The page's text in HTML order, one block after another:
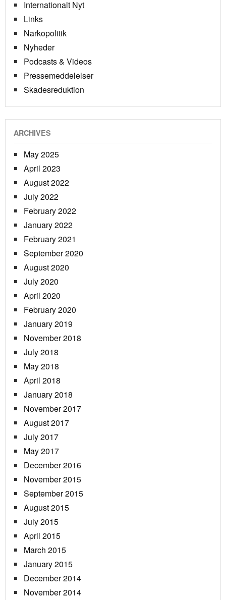
Internationalt Nyt
Links
Narkopolitik
Nyheder
Podcasts & Videos
Pressemeddelelser
Skadesreduktion
ARCHIVES
May 2025
April 2023
August 2022
July 2022
February 2022
January 2022
February 2021
September 2020
August 2020
July 2020
April 2020
February 2020
January 2019
November 2018
July 2018
May 2018
April 2018
January 2018
November 2017
August 2017
July 2017
May 2017
December 2016
November 2015
September 2015
August 2015
July 2015
April 2015
March 2015
January 2015
December 2014
November 2014